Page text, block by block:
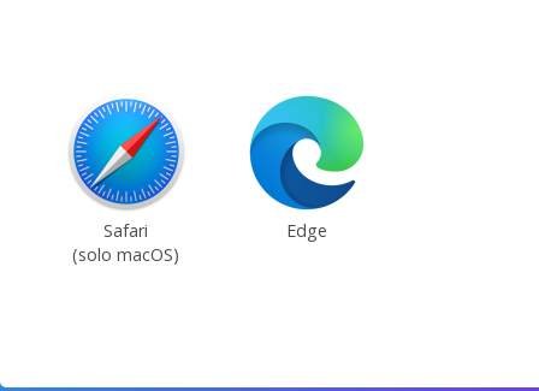
Safari
(solo macOS)
Edge